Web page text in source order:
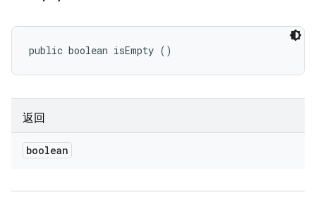
public boolean isEmpty ()
返回
boolean